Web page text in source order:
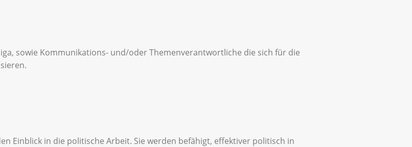
sowie Kommunikations- und/oder Themenverantwortliche die sich für die
Einblick in die politische Arbeit. Sie werden befähigt, effektiver politisch in